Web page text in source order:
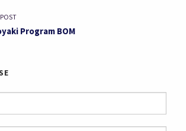
Program BOM